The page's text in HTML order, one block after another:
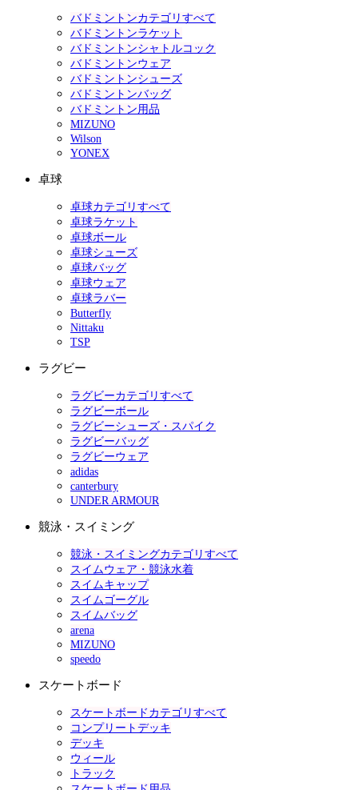
バドミントンカテゴリすべて
バドミントンラケット
バドミントンシャトルコック
バドミントンウェア
バドミントンシューズ
バドミントンバッグ
バドミントン用品
MIZUNO
Wilson
YONEX
卓球
卓球カテゴリすべて
卓球ラケット
卓球ボール
卓球シューズ
卓球バッグ
卓球ウェア
卓球ラバー
Butterfly
Nittaku
TSP
ラグビー
ラグビーカテゴリすべて
ラグビーボール
ラグビーシューズ・スパイク
ラグビーバッグ
ラグビーウェア
adidas
canterbury
UNDER ARMOUR
競泳・スイミング
競泳・スイミングカテゴリすべて
スイムウェア・競泳水着
スイムキャップ
スイムゴーグル
スイムバッグ
arena
MIZUNO
speedo
スケートボード
スケートボードカテゴリすべて
コンプリートデッキ
デッキ
ウィール
トラック